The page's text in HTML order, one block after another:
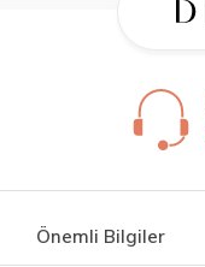
Önemli Bilgiler